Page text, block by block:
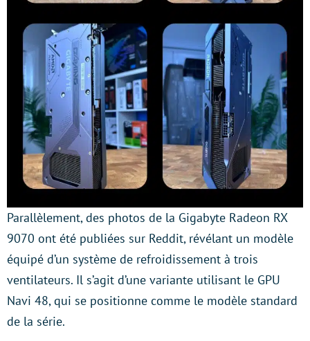
Parallèlement, des photos de la Gigabyte Radeon RX
9070 ont été publiées sur Reddit, révélant un modèle
équipé d’un système de refroidissement à trois
ventilateurs. Il s’agit d’une variante utilisant le GPU
Navi 48, qui se positionne comme le modèle standard
de la série.